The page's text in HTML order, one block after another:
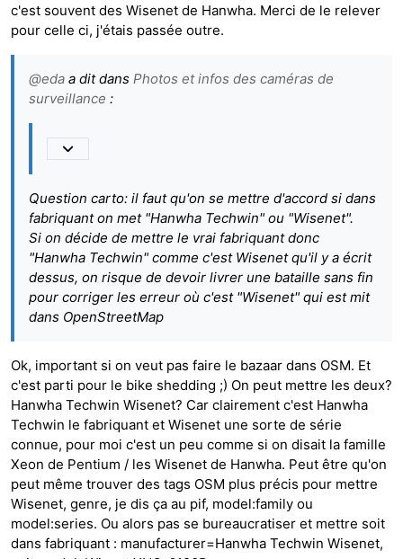
c'est souvent des Wisenet de Hanwha. Merci de le relever
pour celle ci, j'étais passée outre.
@eda a dit dans Photos et infos des caméras de
surveillance :
Question carto: il faut qu'on se mettre d'accord si dans
fabriquant on met "Hanwha Techwin" ou "Wisenet".
Si on décide de mettre le vrai fabriquant donc
"Hanwha Techwin" comme c'est Wisenet qu'il y a écrit
dessus, on risque de devoir livrer une bataille sans fin
pour corriger les erreur où c'est "Wisenet" qui est mit
dans OpenStreetMap
Ok, important si on veut pas faire le bazaar dans OSM. Et
c'est parti pour le bike shedding ;) On peut mettre les deux?
Hanwha Techwin Wisenet? Car clairement c'est Hanwha
Techwin le fabriquant et Wisenet une sorte de série
connue, pour moi c'est un peu comme si on disait la famille
Xeon de Pentium / les Wisenet de Hanwha. Peut être qu'on
peut même trouver des tags OSM plus précis pour mettre
Wisenet, genre, je dis ça au pif, model:family ou
model:series. Ou alors pas se bureaucratiser et mettre soit
dans fabriquant : manufacturer=Hanwha Techwin Wisenet,